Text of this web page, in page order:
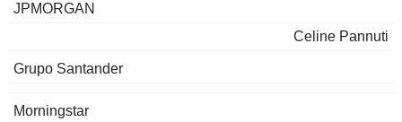
JPMORGAN
Celine Pannuti
Grupo Santander
Morningstar